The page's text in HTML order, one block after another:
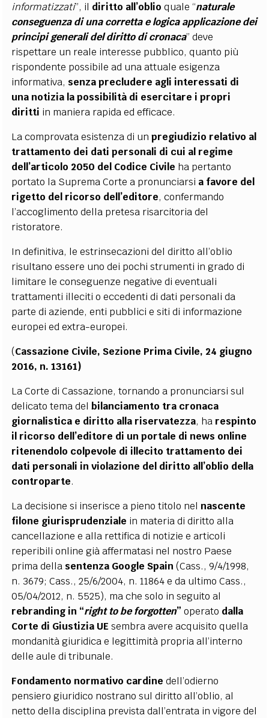
informatizzati”, il diritto all’oblioquale “naturale
conseguenza di una corretta e logica applicazione dei
principi generali del diritto di cronaca” deve
rispettare un reale interesse pubblico, quanto più
rispondente possibile ad una attuale esigenza
informativa, senza precludere agli interessati di
una notizia la possibilità di esercitare i propri
diritti in maniera rapida ed efficace.
La comprovata esistenza di unpregiudizio relativo al
trattamento dei dati personali di cui al regime
dell’articolo 2050 del Codice Civile ha pertanto
portato la Suprema Corte a pronunciarsi a favore del
rigetto del ricorso dell’editore, confermando
l’accoglimento della pretesa risarcitoria del
ristoratore.
In definitiva, le estrinsecazioni del diritto all’oblio
risultano essere uno dei pochi strumenti in grado di
limitare le conseguenze negative di eventuali
trattamenti illeciti o eccedenti di dati personali da
parte di aziende, enti pubblici e siti di informazione
europei ed extra-europei.
(Cassazione Civile, Sezione Prima Civile, 24 giugno
2016, n. 13161)
La Corte di Cassazione, tornando a pronunciarsi sul
delicato tema delbilanciamento tra cronaca
giornalistica e diritto alla riservatezza, ha respinto
il ricorso dell’editore di un portale di news online
ritenendolo colpevole di illecito trattamento dei
dati personali in violazione del diritto all’oblio della
controparte.
La decisione si inserisce a pieno titolo nel nascente
filone giurisprudenziale in materia di diritto alla
cancellazione e alla rettifica di notizie e articoli
reperibili online già affermatasi nel nostro Paese
prima della sentenza Google Spain(Cass., 9/4/1998,
n. 3679; Cass., 25/6/2004, n. 11864 e da ultimo Cass.,
05/04/2012, n. 5525), ma che solo in seguito al
rebranding in “right to be forgotten” operato dalla
Corte di Giustizia UE sembra avere acquisito quella
mondanità giuridica e legittimità propria all’interno
delle aule di tribunale.
Fondamento normativo cardine dell’odierno
pensiero giuridico nostrano sul diritto all’oblio, al
netto della disciplina prevista dall’entrata in vigore del